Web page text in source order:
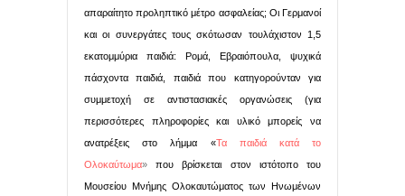
απαραίτητο προληπτικό μέτρο ασφαλείας; Οι Γερμανοί
και οι συνεργάτες τους σκότωσαν τουλάχιστον 1,5
εκατομμύρια παιδιά: Ρομά, Εβραιόπουλα, ψυχικά
πάσχοντα παιδιά, παιδιά που κατηγορούνταν για
συμμετοχή σε αντιστασιακές οργανώσεις (για
περισσότερες πληροφορίες και υλικό μπορείς να
ανατρέξεις στο λήμμα «Τα παιδιά κατά το
Ολοκαύτωμα»που βρίσκεται στον ιστότοπο του
Μουσείου Μνήμης Ολοκαυτώματος των Ηνωμένων